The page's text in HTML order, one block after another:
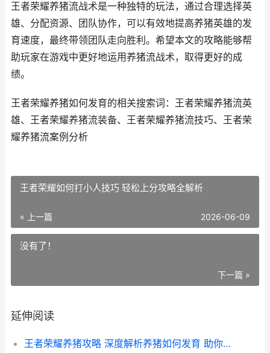
王者荣耀养猪流战术是一种独特的玩法，通过合理选择英
雄、分配资源、团队协作，可以有效地提高养猪英雄的发
育速度，最终带领团队走向胜利。希望本文的攻略能够帮
助玩家在游戏中更好地运用养猪流战术，取得更好的成
绩。
王者荣耀养猪如何发育的相关搜索词：王者荣耀养猪流英
雄、王者荣耀养猪流装备、王者荣耀养猪流技巧、王者荣
耀养猪流案例分析
王者荣耀如何打小人技巧 轻松上分攻略全解析
« 上一篇 2026-06-09
没有了！
下一篇 »
延伸阅读
王者荣耀养猪攻略 深度解析养猪如何发育 助你轻松上分